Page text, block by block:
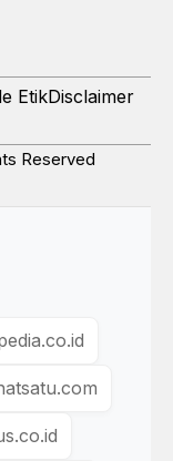
EtikDisclaimer
Reserved